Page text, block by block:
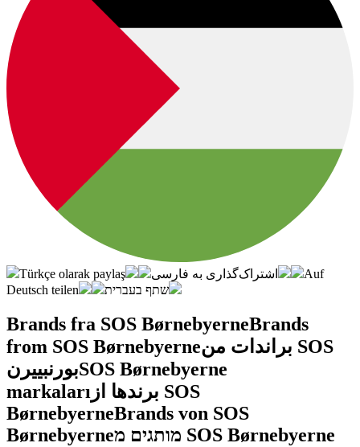
Türkçe olarak paylaş اشتراک‌گذاری به فارسی
Auf
Deutsch teilen
שתף בעברית
Brands fra SOS BørnebyerneBrands
from SOS Børnebyerneبراندات من SOS
بورنبييرنSOS Børnebyerne
markaları برندها از SOS
BørnebyerneBrands von SOS
Børnebyerne
מותגים מ SOS Børnebyerne